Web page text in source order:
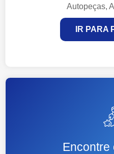
Autopeças,
IR PARA
Encontre